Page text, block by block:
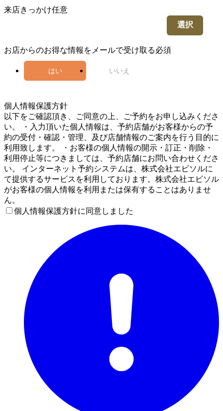
来店きっかけ任意
選択
お店からのお得な情報をメールで受け取る必須
はい いいえ
個人情報保護方針
以下をご確認頂き、ご同意の上、ご予約をお申し込みくださ
い。 ・入力頂いた個人情報は、予約店舗がお客様からの予
約の受付・確認・管理、及び店舗情報のご案内を行う目的に
利用致します。 ・お客様の個人情報の開示・訂正・削除・
利用停止等につきましては、予約店舗にお問い合わせくださ
い。 インターネット予約システムは、株式会社エビソルに
て提供するサービスを利用しております。株式会社エビソル
がお客様の個人情報を利用または保有することはありませ
ん。
個人情報保護方針に同意しました